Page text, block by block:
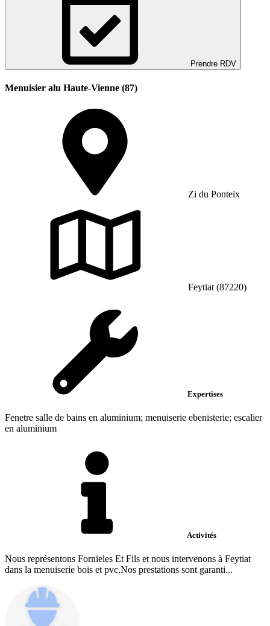
Prendre RDV
Menuisier alu Haute-Vienne (87)
Zi du Ponteix
Feytiat (87220)
Expertises
Fenetre salle de bains en aluminium; menuiserie ebenisterie; escalier
en aluminium
Activités
Nous représentons Fornieles Et Fils et nous intervenons à Feytiat
dans la menuiserie bois et pvc.Nos prestations sont garanti...